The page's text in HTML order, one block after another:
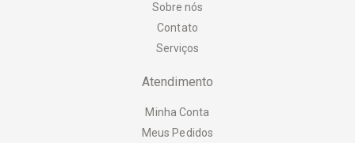
Sobre nós
Contato
Serviços
Atendimento
Minha Conta
Meus Pedidos